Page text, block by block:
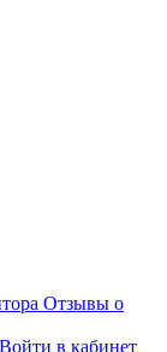
Отзывы о
Войти в кабинет